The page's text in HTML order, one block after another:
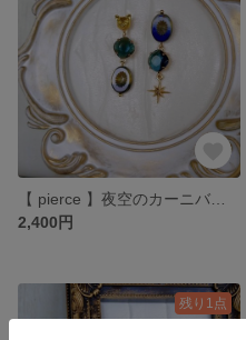
2,400円
残り1点